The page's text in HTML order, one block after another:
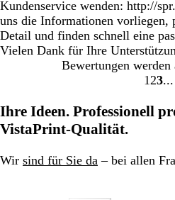
Kundenservice wenden: http://
uns die Informationen vorliegen,
Detail und finden schnell eine
Vielen Dank für Ihre
Bewertungen werden
Gehe
Seite
1 Gehe
23
Ihre Ideen. Professionell
VistaPrint-Qualität.
Wir sind für Sie da – bei allen